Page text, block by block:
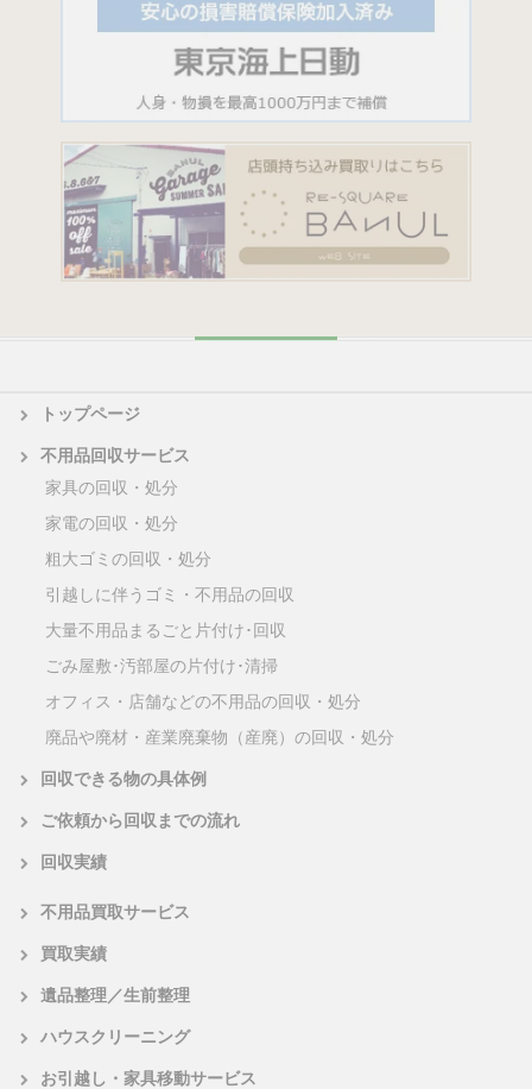
トップページ
不用品回収サービス
家具の回収・処分
家電の回収・処分
粗大ゴミの回収・処分
引越しに伴うゴミ・不用品の回収
大量不用品まるごと片付け･回収
ごみ屋敷･汚部屋の片付け･清掃
オフィス・店舗などの不用品の回収・処分
廃品や廃材・産業廃棄物（産廃）の回収・処分
回収できる物の具体例
ご依頼から回収までの流れ
回収実績
不用品買取サービス
買取実績
遺品整理／生前整理
ハウスクリーニング
お引越し・家具移動サービス